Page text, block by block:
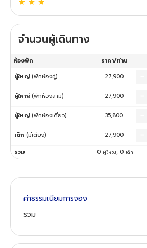
จำนวนผู้เดินทาง
ห้องพัก ราคา/ท่าน
ผู้ใหญ่ (พักห้องคู่) 27,900
ผู้ใหญ่ (พักห้องสาม) 27,900
ผู้ใหญ่ (พักห้องเดี่ยว) 35,800
เด็ก (มีเตียง) 27,900
รวม
0 ผู้ใหญ่, 0 เด็ก
ค่าธรรมเนียมการจอง
รวม
ทัวร์ออสเตรเลีย